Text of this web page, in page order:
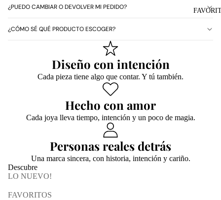
¿PUEDO CAMBIAR O DEVOLVER MI PEDIDO?
¿CÓMO SÉ QUÉ PRODUCTO ESCOGER?
Diseño con intención
Cada pieza tiene algo que contar. Y tú también.
Hecho con amor
Cada joya lleva tiempo, intención y un poco de magia.
Personas reales detrás
Una marca sincera, con historia, intención y cariño.
Descubre
LO NUEVO!
FAVORITOS